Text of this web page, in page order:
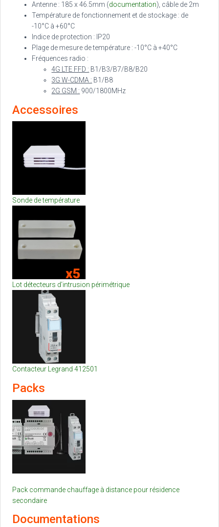
Antenne : 185 x 46.5mm (documentation), câble de 2m
Température de fonctionnement et de stockage : de
-10°C à +60°C
Indice de protection : IP20
Plage de mesure de température : -10°C à +40°C
Fréquences radio :
4G LTE FFD : B1/B3/B7/B8/B20
3G W-CDMA : B1/B8
2G GSM : 900/1800MHz
Accessoires
Sonde de température
Lot détecteurs d’intrusion périmétrique
Contacteur Legrand 412501
Packs
Pack commande chauffage à distance pour résidence
secondaire
Documentations